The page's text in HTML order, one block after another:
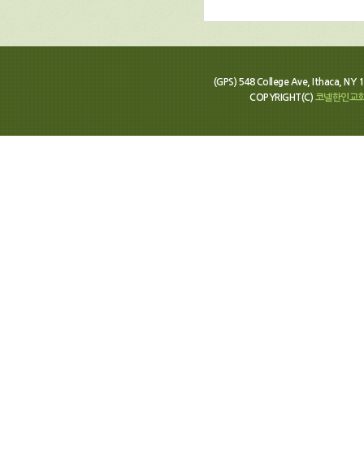
(GPS) 548 College Ave, Ithaca,
COPYRIGHT(C) 코넬한인교